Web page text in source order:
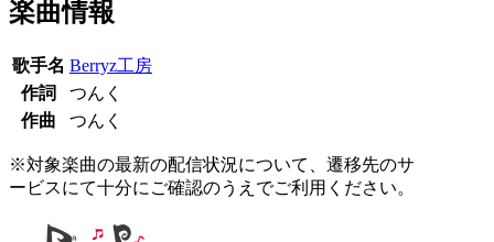
楽曲情報
歌手名 Berryz工房
作詞
つんく
作曲
つんく
※対象楽曲の最新の配信状況について、遷移先のサ
ービスにて十分にご確認のうえでご利用ください。